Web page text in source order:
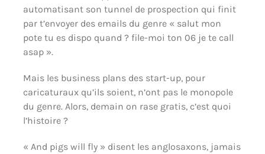
automatisant son tunnel de prospection qui finit
par t’envoyer des emails du genre « salut mon
pote tu es dispo quand ? file-moi ton 06 je te call
asap ».
Mais les business plans des start-up, pour
caricaturaux qu’ils soient, n’ont pas le monopole
du genre. Alors, demain on rase gratis, c’est quoi
l’histoire ?
« And pigs will fly » disent les anglosaxons, jamais